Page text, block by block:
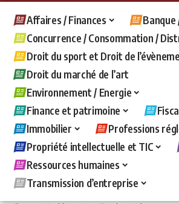
Affaires / Finances
Banque
Concurrence / Consommation /
Droit du sport et Droit de
Droit du marché de l’art
Environnement / Energie
Finance et patrimoine
Immobilier
Professions
Propriété intellectuelle et TIC
Ressources humaines
Transmission d’entreprise